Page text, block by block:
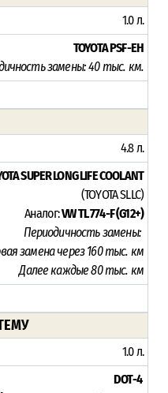
1.0 л.
TOYOTA PSF-EH
замены: 40 тыс. км.
4.8 л.
SUPER LONG LIFE COOLANT
(TOYOTA SLLC)
Аналог:VW TL 774-F (G12+)
Периодичность замены:
замена через 160 тыс. км
Далее каждые 80 тыс. км
1.0 л.
DOT-4